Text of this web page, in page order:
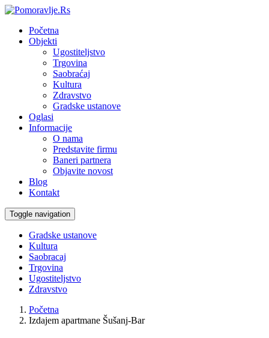
Početna
Objekti
Ugostiteljstvo
Trgovina
Saobraćaj
Kultura
Zdravstvo
Gradske ustanove
Oglasi
Informacije
O nama
Predstavite firmu
Baneri partnera
Objavite novost
Blog
Kontakt
Toggle navigation
Gradske ustanove
Kultura
Saobracaj
Trgovina
Ugostiteljstvo
Zdravstvo
Početna
Izdajem apartmane Šušanj-Bar